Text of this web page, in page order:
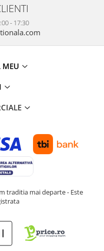
- 17:30
traditia mai departe - Este